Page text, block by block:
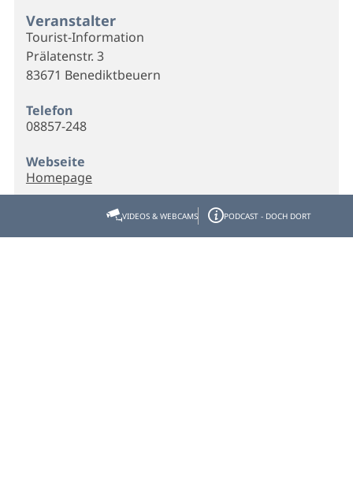
Veranstalter
Tourist-Information
Prälatenstr. 3
83671 Benediktbeuern
Telefon
08857-248
Webseite
Homepage
VIDEOS & WEBCAMS PODCAST - DOCH DORT